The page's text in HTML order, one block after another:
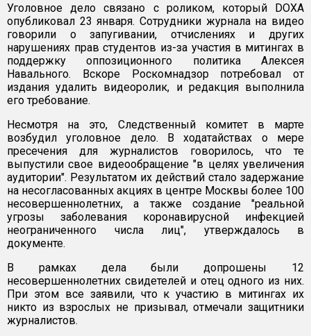
Уголовное дело связано с роликом, который DOXA
опубликовал 23 января. Сотрудники журнала на видео
говорили о запугивании, отчислениях и других
нарушениях прав студентов из-за участия в митингах в
поддержку оппозиционного политика Алексея
Навального. Вскоре Роскомнадзор потребовал от
издания удалить видеоролик, и редакция выполнила
его требование.
Несмотря на это, Следственный комитет в марте
возбудил уголовное дело. В ходатайствах о мере
пресечения для журналистов говорилось, что те
выпустили свое видеообращение "в целях увеличения
аудитории". Результатом их действий стало задержание
на несогласованных акциях в центре Москвы более 100
несовершеннолетних, а также создание "реальной
угрозы заболевания коронавирусной инфекцией
неограниченного числа лиц", утверждалось в
документе.
В рамках дела были допрошены 12
несовершеннолетних свидетелей и отец одного из них.
При этом все заявили, что к участию в митингах их
никто из взрослых не призывал, отмечали защитники
журналистов.